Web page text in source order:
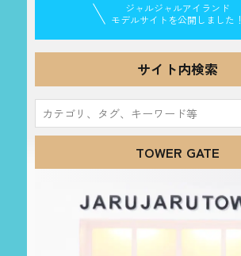
ジャルジャルアイランド
モデルサイトを公開しました！
サイト内検索
索:
TOWER GATE